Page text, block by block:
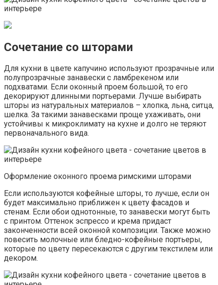
Сочетание со шторами
Для кухни в цвете капучино используют прозрачные или
полупрозрачные занавески с ламбрекеном или
подхватами. Если оконный проем большой, то его
декорируют длинными портьерами. Лучше выбирать
шторы из натуральных материалов – хлопка, льна, ситца,
шелка. За такими занавесками проще ухаживать, они
устойчивы к микроклимату на кухне и долго не теряют
первоначального вида.
Оформление оконного проема римскими шторами
Если используются кофейные шторы, то лучше, если он
будет максимально приближен к цвету фасадов и
стенам. Если обои однотонные, то занавески могут быть
с принтом. Оттенок эспрессо и крема придаст
законченности всей оконной композиции. Также можно
повесить молочные или бледно-кофейные портьеры,
которые по цвету пересекаются с другим текстилем или
декором.